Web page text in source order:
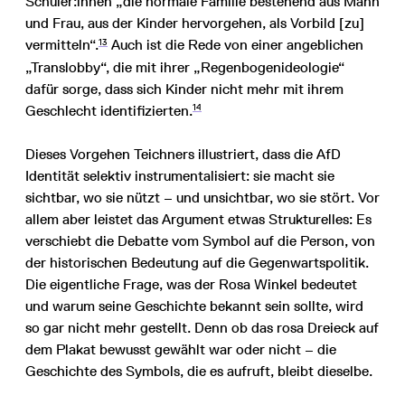
und Frau, aus der Kinder hervorgehen, als Vorbild [zu]
vermitteln“.13 Auch ist die Rede von einer angeblichen
„Translobby“, die mit ihrer „Regenbogenideologie“
dafür sorge, dass sich Kinder nicht mehr mit ihrem
Geschlecht identifizierten.14
Dieses Vorgehen Teichners illustriert, dass die AfD
Identität selektiv instrumentalisiert: sie macht sie
sichtbar, wo sie nützt – und unsichtbar, wo sie stört. Vor
allem aber leistet das Argument etwas Strukturelles: Es
verschiebt die Debatte vom Symbol auf die Person, von
der historischen Bedeutung auf die Gegenwartspolitik.
Die eigentliche Frage, was der Rosa Winkel bedeutet
und warum seine Geschichte bekannt sein sollte, wird
so gar nicht mehr gestellt. Denn ob das rosa Dreieck auf
dem Plakat bewusst gewählt war oder nicht – die
Geschichte des Symbols, die es aufruft, bleibt dieselbe.